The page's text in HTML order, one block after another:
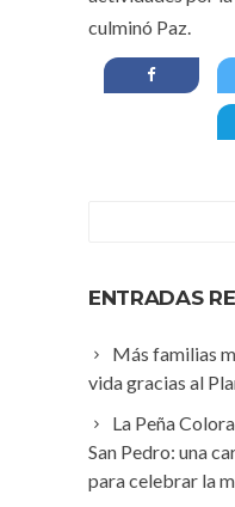
culminó Paz.
ENTRADAS
Más familias
vida gracias al
La Peña
San Pedro: una
para celebrar la